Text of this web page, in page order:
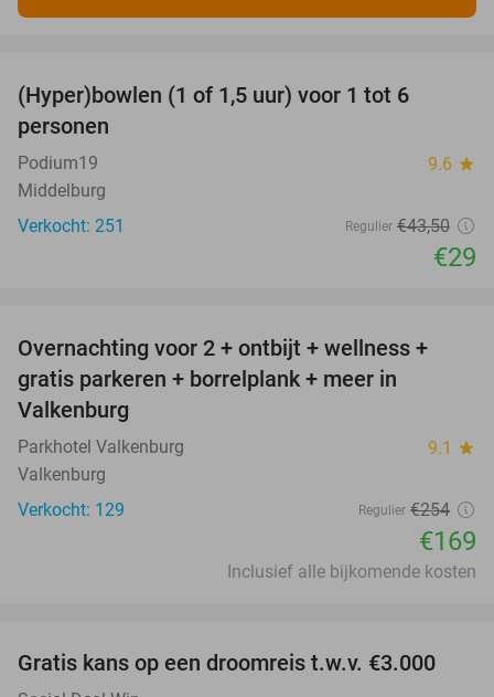
(Hyper)bowlen (1 of 1,5 uur) voor 1 tot 6
personen
Podium19 9.6 star
Middelburg
Verkocht: 251
Regulier €43,50
€29
33%
Overnachting voor 2 + ontbijt + wellness +
gratis parkeren + borrelplank + meer in
Valkenburg
Parkhotel Valkenburg 9.1 star
Valkenburg
Verkocht: 129
Regulier €254
€169
Inclusief alle bijkomende kosten
Gratis kans op een droomreis t.w.v. €3.000